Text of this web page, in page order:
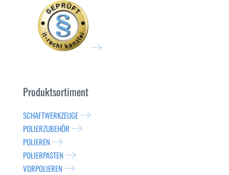
Produktsortiment
SCHAFTWERKZEUGE
POLIERZUBEHÖR
POLIEREN
POLIERPASTEN
VORPOLIEREN